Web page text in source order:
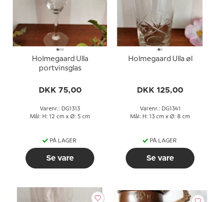
Holmegaard Ulla
portvinsglas
DKK 75,00
Varenr.: DG1313
Mål: H: 12 cm x Ø: 5 cm
PÅ LAGER
Se vare
Holmegaard Ulla øl
DKK 125,00
Varenr.: DG1341
Mål: H: 13 cm x Ø: 8 cm
PÅ LAGER
Se vare